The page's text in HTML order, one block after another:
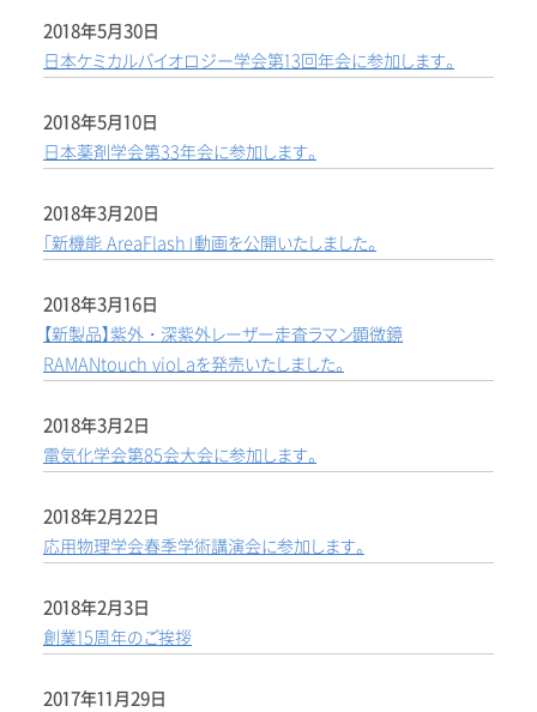
2018年5月30日
日本ケミカルバイオロジー学会第13回年会に参加します。
2018年5月10日
日本薬剤学会第33年会に参加します。
2018年3月20日
「新機能 AreaFlash」動画を公開いたしました。
2018年3月16日
【新製品】紫外・深紫外レーザー走査ラマン顕微鏡
RAMANtouch vioLaを発売いたしました。
2018年3月2日
電気化学会第85会大会に参加します。
2018年2月22日
応用物理学会春季学術講演会に参加します。
2018年2月3日
創業15周年のご挨拶
2017年11月29日